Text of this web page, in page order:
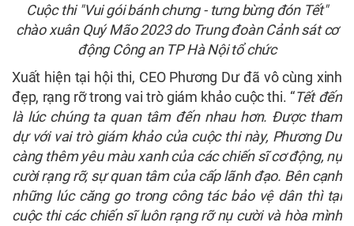
Cuộc thi "Vui gói bánh chưng - tưng bừng đón Tết"
chào xuân Quý Mão 2023 do Trung đoàn Cảnh sát cơ
động Công an TP Hà Nội tổ chức
Xuất hiện tại hội thi, CEO Phương Dư đã vô cùng xinh
đẹp, rạng rỡ trong vai trò giám khảo cuộc thi. “Tết đến
là lúc chúng ta quan tâm đến nhau hơn. Được tham
dự với vai trò giám khảo của cuộc thi này, Phương Dư
càng thêm yêu màu xanh của các chiến sĩ cơ động, nụ
cười rạng rỡ, sự quan tâm của cấp lãnh đạo. Bên cạnh
những lúc căng go trong công tác bảo vệ dân thì tại
cuộc thi các chiến sĩ luôn rạng rỡ nụ cười và hòa mình